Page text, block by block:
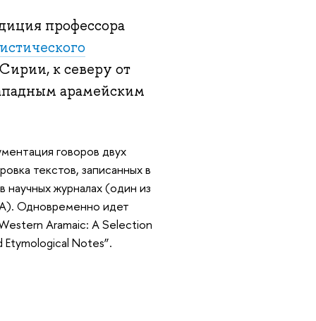
профессора
к северу от
арамейским
говоров двух
текстов, записанных в
журналах (один из
Одновременно идет
Aramaic: A Selection
Notes”.